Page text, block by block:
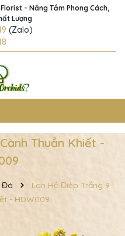
- Nâng Tầm Phong Cách,
Lượng
(Zalo)
Thuần Khiết -
Đá
Lan Hồ Điệp Trắng 9
- HDW009